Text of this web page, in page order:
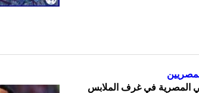
المصرية في غرف الملابس